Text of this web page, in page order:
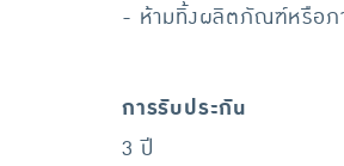
- ห้ามทิ้งผลิตภัณฑ์หรือภา
การรับประกัน
3 ปี